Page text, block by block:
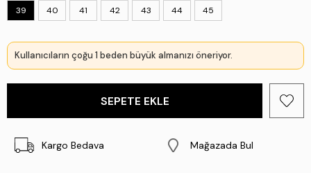
39 40 41 42 43 44 45
Kullanıcıların çoğu 1 beden büyük almanızı öneriyor.
Kargo Bedava Mağazada Bul